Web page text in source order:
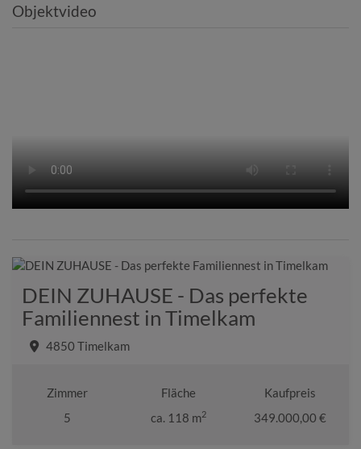
Objektvideo
DEIN ZUHAUSE - Das perfekte
Familiennest in Timelkam
4850 Timelkam
Zimmer
5
Fläche
ca. 118 m2
Kaufpreis
349.000,00 €